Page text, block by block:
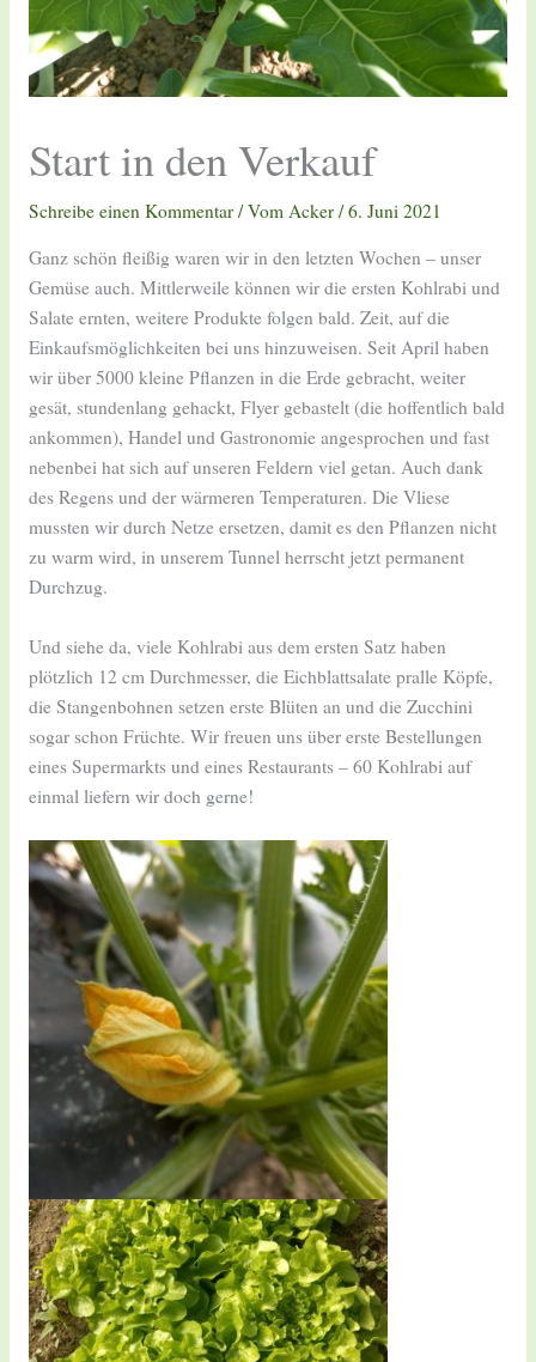
Start in den Verkauf
Schreibe einen Kommentar /Vom Acker/6. Juni 2021
Ganz schön fleißig waren wir in den letzten Wochen – unser
Gemüse auch. Mittlerweile können wir die ersten Kohlrabi und
Salate ernten, weitere Produkte folgen bald. Zeit, auf die
Einkaufsmöglichkeiten bei uns hinzuweisen. Seit April haben
wir über 5000 kleine Pflanzen in die Erde gebracht, weiter
gesät, stundenlang gehackt, Flyer gebastelt (die hoffentlich bald
ankommen), Handel und Gastronomie angesprochen und fast
nebenbei hat sich auf unseren Feldern viel getan. Auch dank
des Regens und der wärmeren Temperaturen. Die Vliese
mussten wir durch Netze ersetzen, damit es den Pflanzen nicht
zu warm wird, in unserem Tunnel herrscht jetzt permanent
Durchzug.
Und siehe da, viele Kohlrabi aus dem ersten Satz haben
plötzlich 12 cm Durchmesser, die Eichblattsalate pralle Köpfe,
die Stangenbohnen setzen erste Blüten an und die Zucchini
sogar schon Früchte. Wir freuen uns über erste Bestellungen
eines Supermarkts und eines Restaurants – 60 Kohlrabi auf
einmal liefern wir doch gerne!